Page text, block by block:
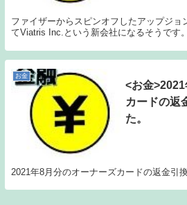
ファイザーからスピンオフしたアップジョ
てViatris Inc.という新会社になるそうです。
お金
<お金
カードの返
た。
2021年8月分のオーナーズカードの返金引